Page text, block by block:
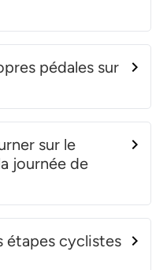
pédales sur
sur le
journée de
étapes cyclistes